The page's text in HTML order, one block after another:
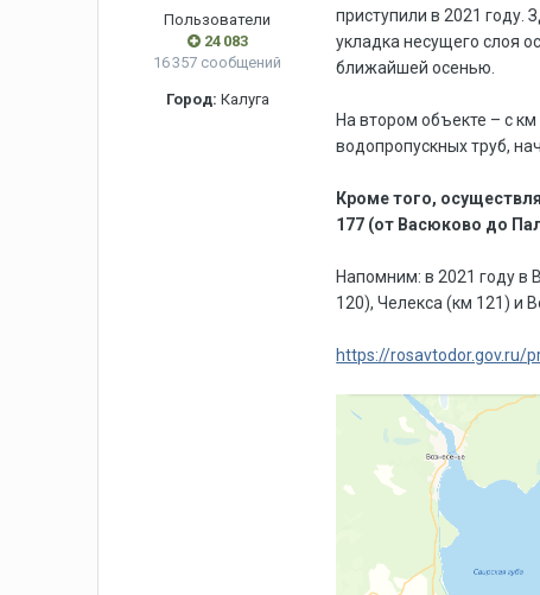
Пользователи
24 083
16 357 сообщений
Город: Калуга
приступили в 2021 году.
укладка несущего слоя
ближайшей осенью.
На втором объекте – с
водопропускных труб,
Кроме того,
177 (от Васюково до
Напомним: в 2021 году в
120), Челекса (км 121) и
https://rosavtodor.gov.ru/